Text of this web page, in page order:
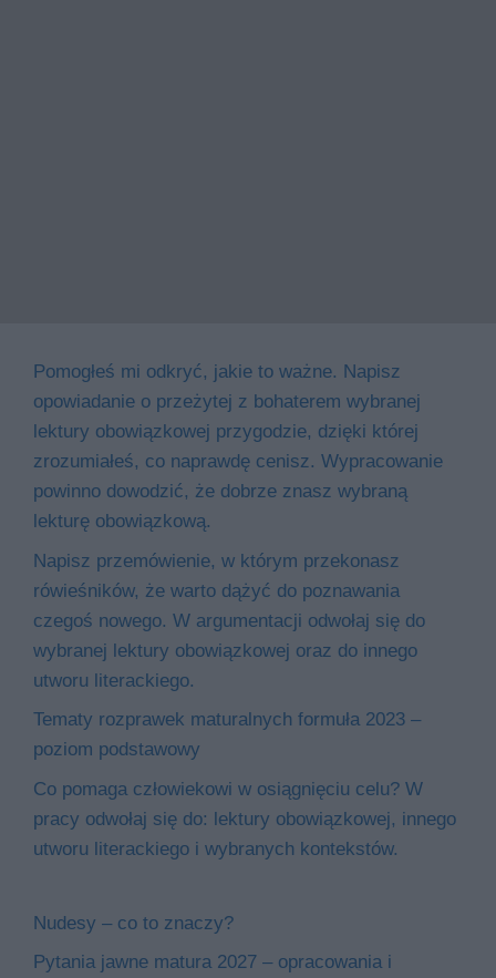
Pomogłeś mi odkryć, jakie to ważne. Napisz
opowiadanie o przeżytej z bohaterem wybranej
lektury obowiązkowej przygodzie, dzięki której
zrozumiałeś, co naprawdę cenisz. Wypracowanie
powinno dowodzić, że dobrze znasz wybraną
lekturę obowiązkową.
Napisz przemówienie, w którym przekonasz
rówieśników, że warto dążyć do poznawania
czegoś nowego. W argumentacji odwołaj się do
wybranej lektury obowiązkowej oraz do innego
utworu literackiego.
Tematy rozprawek maturalnych formuła 2023 –
poziom podstawowy
Co pomaga człowiekowi w osiągnięciu celu? W
pracy odwołaj się do: lektury obowiązkowej, innego
utworu literackiego i wybranych kontekstów.
Nudesy – co to znaczy?
Pytania jawne matura 2027 – opracowania i